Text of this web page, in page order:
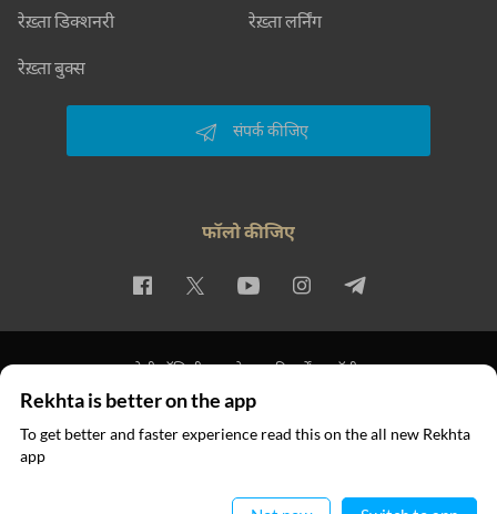
रेख़्ता डिक्शनरी रेख़्ता लर्निंग
रेख़्ता बुक्स
संपर्क कीजिए
फॉलो कीजिए
प्राइवेसी पॉलिसी इस्तेमाल की शर्तें कॉपीराइट
© 2026 Rekhta™ Foundation. All rights reserved.
Rekhta is better on the app
To get better and faster experience read this on the all new Rekhta
app